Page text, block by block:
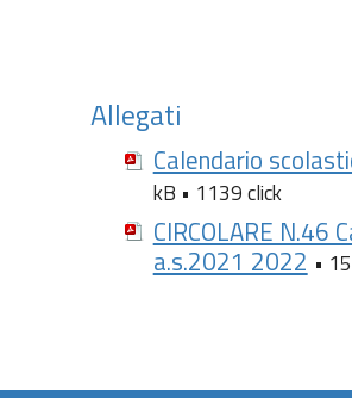
Allegati
Calendario
kB • 1139 click
CIRCOLARE
a.s.2021 2022 •